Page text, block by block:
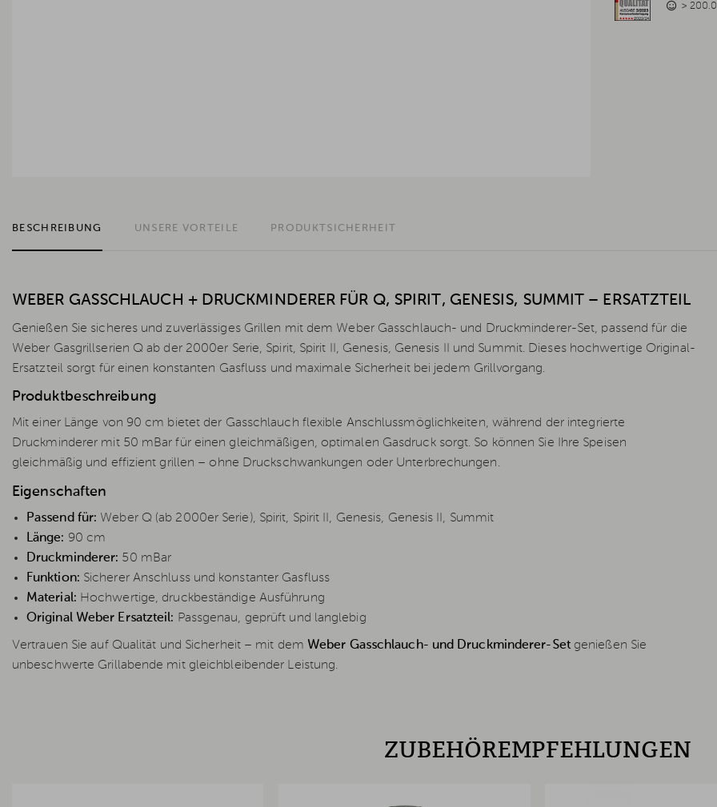
>
BESCHREIBUNG UNSERE VORTEILE PRODUKTSICHERHEIT
WEBER GASSCHLAUCH + DRUCKMINDERER FÜR Q, SPIRIT, GENESIS, SUMMIT – ERSATZTEIL
Genießen Sie sicheres und zuverlässiges Grillen mit dem Weber Gasschlauch- und Druckminderer-Set, passend für die
Weber Gasgrillserien Q ab der 2000er Serie, Spirit, Spirit II, Genesis, Genesis II und Summit. Dieses hochwertige Original-
Ersatzteil sorgt für einen konstanten Gasfluss und maximale Sicherheit bei jedem Grillvorgang.
Produktbeschreibung
Mit einer Länge von 90 cm bietet der Gasschlauch flexible Anschlussmöglichkeiten, während der integrierte
Druckminderer mit 50 mBar für einen gleichmäßigen, optimalen Gasdruck sorgt. So können Sie Ihre Speisen
gleichmäßig und effizient grillen – ohne Druckschwankungen oder Unterbrechungen.
Eigenschaften
Passend für: Weber Q (ab 2000er Serie), Spirit, Spirit II, Genesis, Genesis II, Summit
Länge: 90 cm
Druckminderer: 50 mBar
Funktion: Sicherer Anschluss und konstanter Gasfluss
Material: Hochwertige, druckbeständige Ausführung
Original Weber Ersatzteil: Passgenau, geprüft und langlebig
Vertrauen Sie auf Qualität und Sicherheit – mit dem Weber Gasschlauch- und Druckminderer-Setgenießen Sie
unbeschwerte Grillabende mit gleichbleibender Leistung.
ZUBEHÖREMPFEHLUNGEN